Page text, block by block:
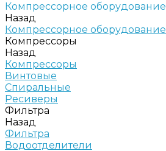
Компрессорное оборудование
Назад
Компрессорное оборудование
Компрессоры
Назад
Компрессоры
Винтовые
Спиральные
Ресиверы
Фильтра
Назад
Фильтра
Водоотделители